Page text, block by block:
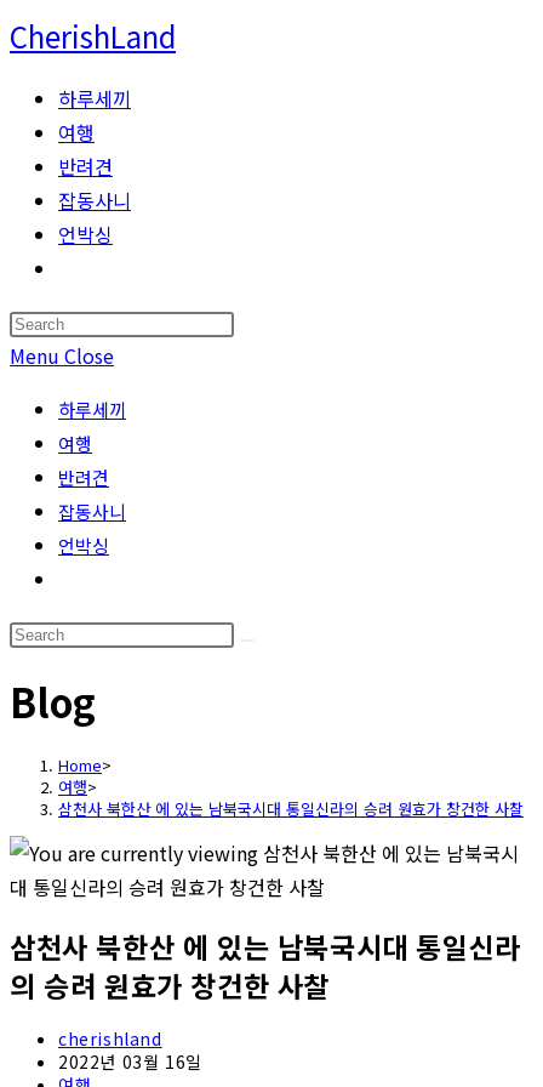
Skip
to
content
CherishLand
하루세끼
여행
반려견
잡동사니
언박싱
search
Press
Menu Close
하루세끼
여행
반려견
잡동사니
언박싱
search
Search
website
Blog
Home>
여행>
삼천사 북한산 에 있는 남북국시대 통일신라의 승려 원효가 창건한 사찰
삼천사 북한산 에 있는 남북국시대 통일신라
의 승려 원효가 창건한 사찰
Post
author:
cherishland
Post
2022년 03월 16일